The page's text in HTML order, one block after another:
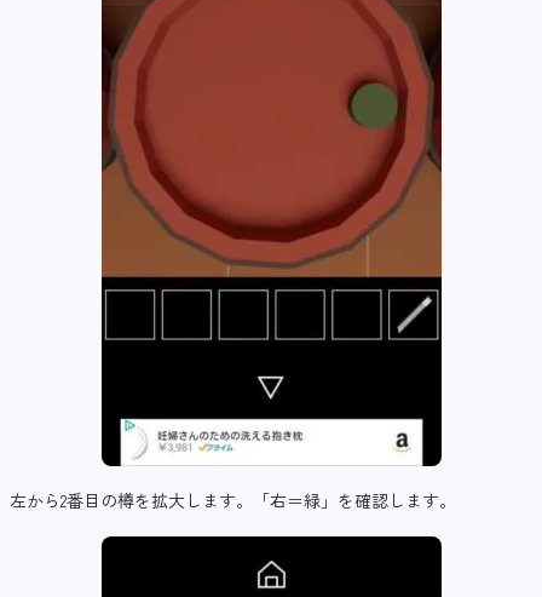
左から2番目の樽を拡大します。「右＝緑」を確認します。